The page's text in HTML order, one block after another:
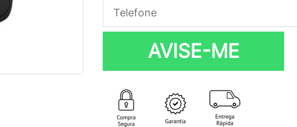
AVISE-ME